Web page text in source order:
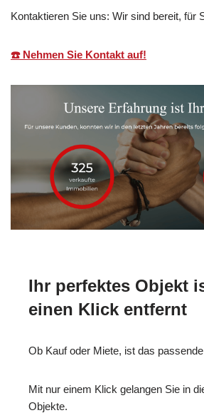
Kontaktieren Sie uns: Wir sind bereit, für
☎️ Nehmen Sie Kontakt auf!
Ihr perfektes Objekt
einen Klick entfernt
Ob Kauf oder Miete, ist das
Mit nur einem Klick gelangen Sie in
Objekte.